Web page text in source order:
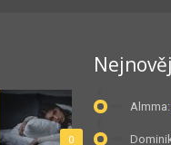
0
Almma: